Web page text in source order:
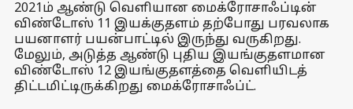
2021ம் ஆண்டு வெளியான மைக்ரோசாஃப்டின்
விண்டோஸ் 11 இயக்குதளம் தற்போது பரவலாக
பயனாளர் பயன்பாட்டில் இருந்து வருகிறது.
மேலும், அடுத்த ஆண்டு புதிய இயங்குதளமான
விண்டோஸ் 12 இயங்குதளத்தை வெளியிடத்
திட்டமிட்டிருக்கிறது மைக்ரோசாஃப்ட்.